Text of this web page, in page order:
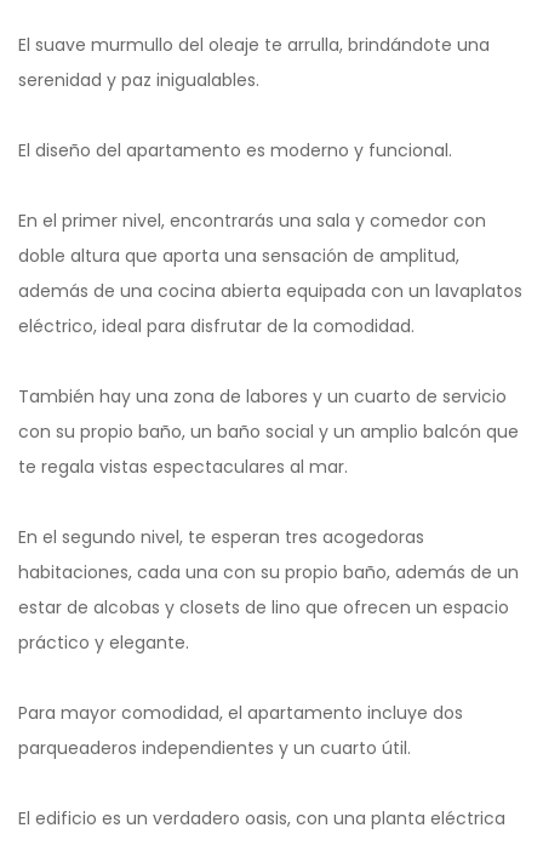
El suave murmullo del oleaje te arrulla, brindándote una
serenidad y paz inigualables.
El diseño del apartamento es moderno y funcional.
En el primer nivel, encontrarás una sala y comedor con
doble altura que aporta una sensación de amplitud,
además de una cocina abierta equipada con un lavaplatos
eléctrico, ideal para disfrutar de la comodidad.
También hay una zona de labores y un cuarto de servicio
con su propio baño, un baño social y un amplio balcón que
te regala vistas espectaculares al mar.
En el segundo nivel, te esperan tres acogedoras
habitaciones, cada una con su propio baño, además de un
estar de alcobas y closets de lino que ofrecen un espacio
práctico y elegante.
Para mayor comodidad, el apartamento incluye dos
parqueaderos independientes y un cuarto útil.
El edificio es un verdadero oasis, con una planta eléctrica